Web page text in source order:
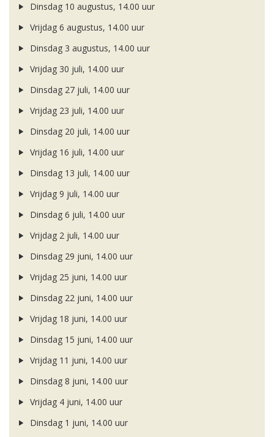
Dinsdag 10 augustus, 14.00 uur
Vrijdag 6 augustus, 14.00 uur
Dinsdag 3 augustus, 14.00 uur
Vrijdag 30 juli, 14.00 uur
Dinsdag 27 juli, 14.00 uur
Vrijdag 23 juli, 14.00 uur
Dinsdag 20 juli, 14.00 uur
Vrijdag 16 juli, 14.00 uur
Dinsdag 13 juli, 14.00 uur
Vrijdag 9 juli, 14.00 uur
Dinsdag 6 juli, 14.00 uur
Vrijdag 2 juli, 14.00 uur
Dinsdag 29 juni, 14.00 uur
Vrijdag 25 juni, 14.00 uur
Dinsdag 22 juni, 14.00 uur
Vrijdag 18 juni, 14.00 uur
Dinsdag 15 juni, 14.00 uur
Vrijdag 11 juni, 14.00 uur
Dinsdag 8 juni, 14.00 uur
Vrijdag 4 juni, 14.00 uur
Dinsdag 1 juni, 14.00 uur